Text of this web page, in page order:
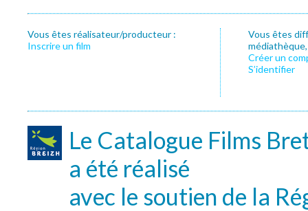
Vous êtes réalisateur/producteur :
Inscrire un film
Vous êtes
Créer un
S’identifier
Le Catalogue Films
a été réalisé
avec le soutien de la